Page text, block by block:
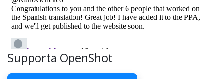
Supporta OpenShot